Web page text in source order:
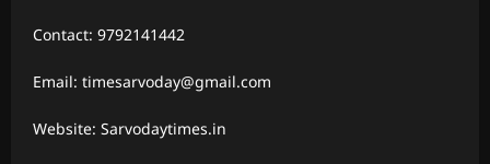
Contact: 9792141442
Email: timesarvoday@gmail.com
Website: Sarvodaytimes.in